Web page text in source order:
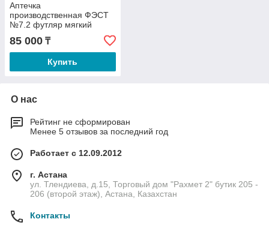
Аптечка
производственная ФЭСТ
№7.2 футляр мягкий
85 000 ₸
Купить
О нас
Рейтинг не сформирован
Менее 5 отзывов за последний год
Работает с 12.09.2012
г. Астана
ул. Тлендиева, д.15, Торговый дом "Рахмет 2" бутик 205 -
206 (второй этаж), Астана, Казахстан
Контакты